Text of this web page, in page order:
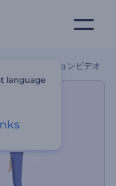
のプロモーションビデオ
language